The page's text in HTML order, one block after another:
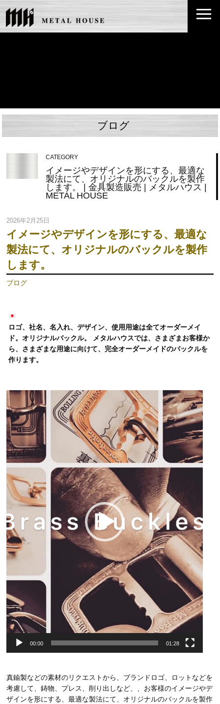
ブログ
CATEGORY
イメージやデザインを形にする、最適な
製法にて、オリジナルのバックルを製作
します。 | 金具製造販売 | メタルハウス |
METAL HOUSE
2026年2月25日
イメージやデザインを形にする、最適な
製法にて、オリジナルのバックルを製作
します。
ブログ
ロゴ、社名、名入れ、デザイン、使用用途は全てオーダーメイ
ド。オリジナルバックル。 メタルハウスでは、さまざまお客様か
ら、さまざまな用途に向けて、完全オーダーメイドのバックルを
作ります。
動
画
プ
レ
ー
ヤ
ー
00:00 01:28
真鍮製などの素材のリクエストから、ブランドロゴ、ロットなどを
考慮して、鋳物、プレス、削り出しなど、、お客様のイメージやデ
ザインを形にする、最適な製法にて、オリジナルのバックルを製作